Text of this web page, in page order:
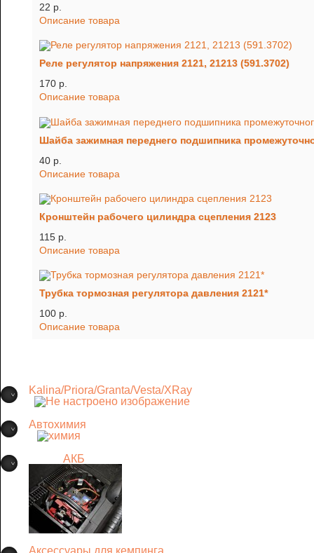
22 p.
Описание товара
Реле регулятор напряжения 2121, 21213 (591.3702)
170 p.
Описание товара
Шайба зажимная переднего подшипника
40 p.
Описание товара
Кронштейн рабочего цилиндра сцепления 2123
115 p.
Описание товара
Трубка тормозная регулятора давления 2121*
100 p.
Описание товара
Kalina/Priora/Granta/Vesta/XRay
Автохимия
АКБ
Аксессуары для кемпинга